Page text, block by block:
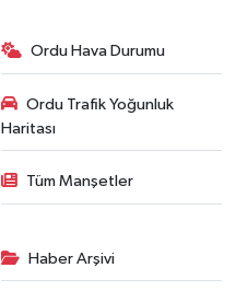
Ordu Hava Durumu
Ordu Trafik Yoğunluk
Haritası
Tüm Manşetler
Haber Arşivi